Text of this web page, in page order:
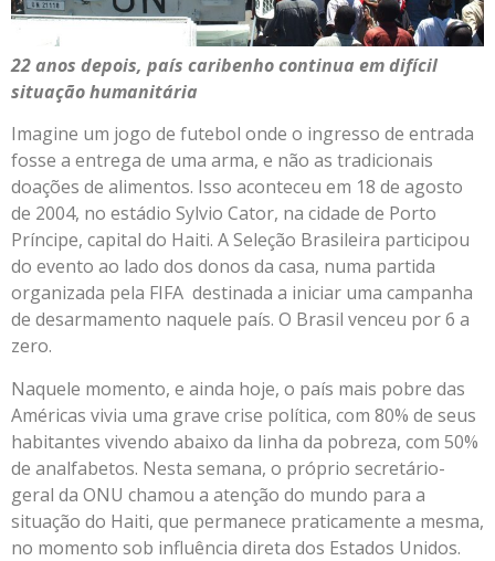
22 anos depois, país caribenho continua em difícil
situação humanitária
Imagine um jogo de futebol onde o ingresso de entrada
fosse a entrega de uma arma, e não as tradicionais
doações de alimentos. Isso aconteceu em 18 de agosto
de 2004, no estádio Sylvio Cator, na cidade de Porto
Príncipe, capital do Haiti. A Seleção Brasileira participou
do evento ao lado dos donos da casa, numa partida
organizada pela FIFA destinada a iniciar uma campanha
de desarmamento naquele país. O Brasil venceu por 6 a
zero.
Naquele momento, e ainda hoje, o país mais pobre das
Américas vivia uma grave crise política, com 80% de seus
habitantes vivendo abaixo da linha da pobreza, com 50%
de analfabetos. Nesta semana, o próprio secretário-
geral da ONU chamou a atenção do mundo para a
situação do Haiti, que permanece praticamente a mesma,
no momento sob influência direta dos Estados Unidos.